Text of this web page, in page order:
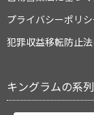
プライバシーポリ
犯罪収益移転防止
キングラムの系